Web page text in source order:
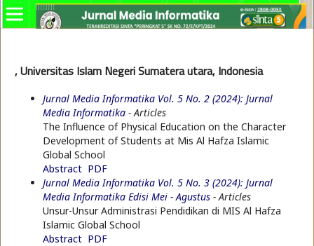
, Universitas Islam Negeri Sumatera utara, Indonesia
Jurnal Media Informatika Vol. 5 No. 2 (2024): Jurnal
Media Informatika - Articles
The Influence of Physical Education on the Character
Development of Students at Mis Al Hafza Islamic
Global School
Abstract PDF
Jurnal Media Informatika Vol. 5 No. 3 (2024): Jurnal
Media Informatika Edisi Mei - Agustus - Articles
Unsur-Unsur Administrasi Pendidikan di MIS Al Hafza
Islamic Global School
Abstract PDF